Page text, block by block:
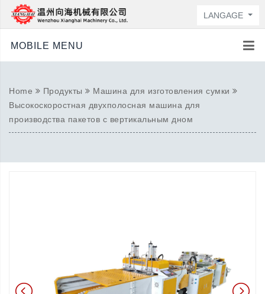
LANGAGE
MOBILE MENU
Home Продукты
Машина для изготовления сумки
Высокоскоростная двухполосная машина для
производства пакетов с вертикальным дном